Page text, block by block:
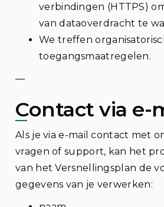
verbindingen (HTTPS)
van dataoverdracht te
We treffen
toegangsmaatregelen.
—
Contact via e-
Als je via e-mail contact met
vragen of support, kan het
van het Versnellingsplan de
gegevens van je verwerken: